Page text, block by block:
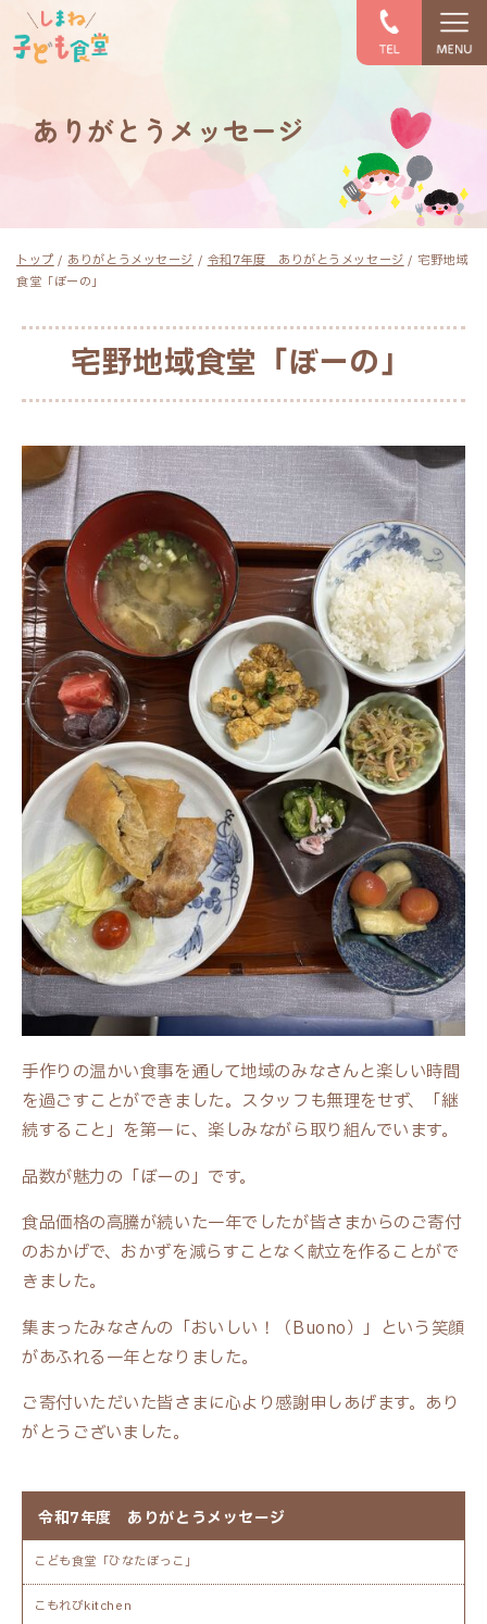
このページの本文へ
ありがとうメッセージ
現
在
位
トップ / ありがとうメッセージ / 令和7年度 ありがとうメッセージ / 宅野地域
食堂「ぼーの」
宅野地域食堂「ぼーの」
手作りの温かい食事を通して地域のみなさんと楽しい時間
を過ごすことができました。スタッフも無理をせず、「継
続すること」を第一に、楽しみながら取り組んでいます。
品数が魅力の「ぼーの」です。
食品価格の高騰が続いた一年でしたが皆さまからのご寄付
のおかげで、おかずを減らすことなく献立を作ることがで
きました。
集まったみなさんの「おいしい！（Buono）」という笑顔
があふれる一年となりました。
ご寄付いただいた皆さまに心より感謝申しあげます。あり
がとうございました。
令和7年度 ありがとうメッセージ
こども食堂「ひなたぼっこ」
こもれびkitchen